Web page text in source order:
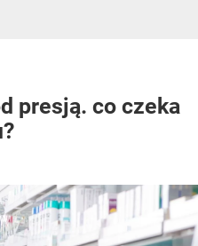
presją. co czeka